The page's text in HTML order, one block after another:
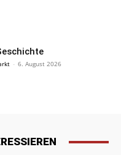
- 6. August 2026